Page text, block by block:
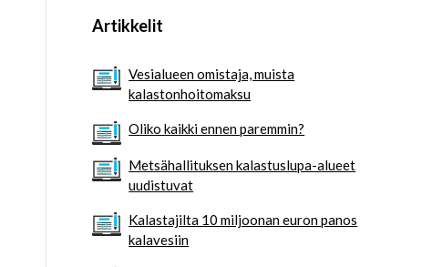
Artikkelit
Vesialueen omistaja, muista
kalastonhoitomaksu
Oliko kaikki ennen paremmin?
Metsähallituksen kalastuslupa-alueet
uudistuvat
Kalastajilta 10 miljoonan euron panos
kalavesiin